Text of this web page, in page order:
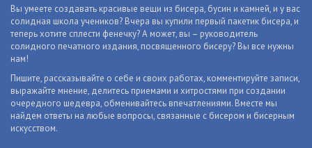
Вы умеете создавать красивые вещи из бисера, бусин и камней, и у вас
солидная школа учеников? Вчера вы купили первый пакетик бисера, и
теперь хотите сплести фенечку? А может, вы – руководитель
солидного печатного издания, посвященного бисеру? Вы все нужны
нам!
Пишите, рассказывайте о себе и своих работах, комментируйте записи,
выражайте мнение, делитесь приемами и хитростями при создании
очередного шедевра, обменивайтесь впечатлениями. Вместе мы
найдем ответы на любые вопросы, связанные с бисером и бисерным
искусством.